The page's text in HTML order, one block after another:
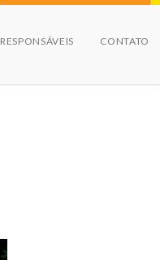
RESPONSÁVEIS CONTATO